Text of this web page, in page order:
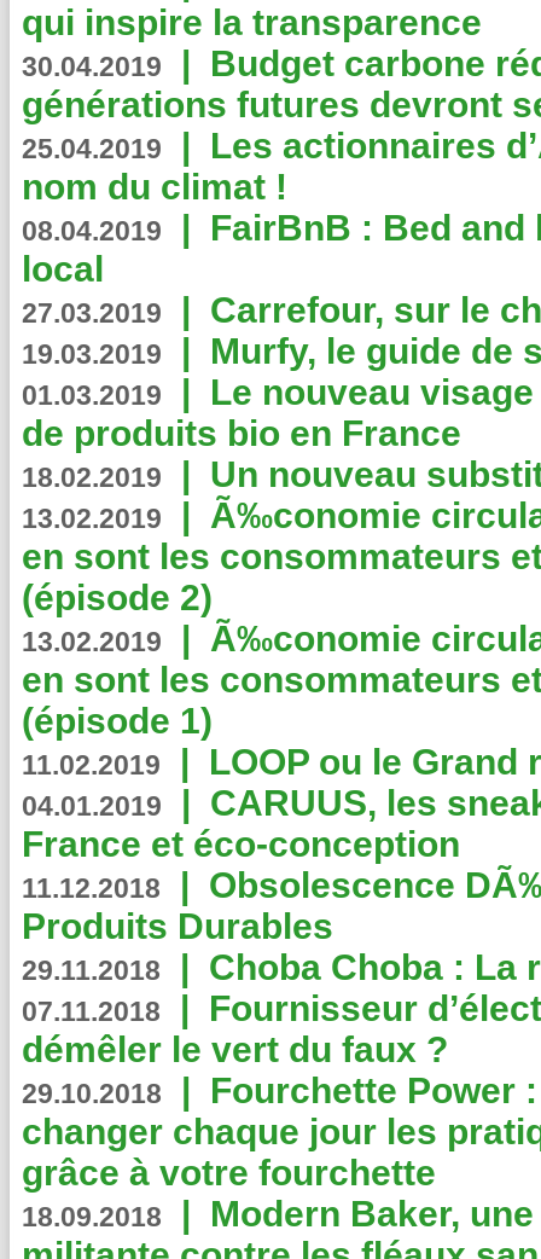
qui inspire la transparence
30.04.2019 | Budget carbone
générations futures devront
25.04.2019 | Les actionnaires
nom du climat !
08.04.2019 | FairBnB : Bed
local
27.03.2019 | Carrefour, sur le
19.03.2019 | Murfy, le guide de
01.03.2019 | Le nouveau
de produits bio en France
18.02.2019 | Un nouveau
13.02.2019 | Ã‰conomie
en sont les consommateurs
(épisode 2)
13.02.2019 | Ã‰conomie
en sont les consommateurs
(épisode 1)
11.02.2019 | LOOP ou le Grand
04.01.2019 | CARUUS, les
France et éco-conception
11.12.2018 | Obsolescence
Produits Durables
29.11.2018 | Choba Choba : La
07.11.2018 | Fournisseur
démêler le vert du faux ?
29.10.2018 | Fourchette Power
changer chaque jour les
grâce à votre fourchette
18.09.2018 | Modern Baker,